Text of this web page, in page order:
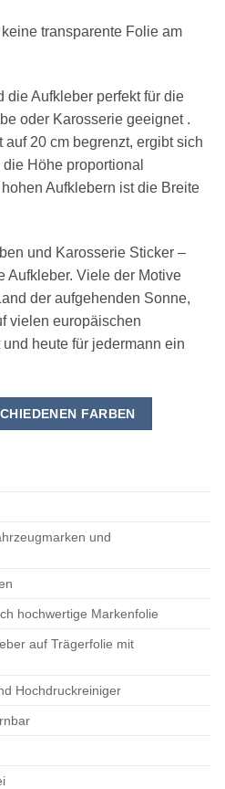
transparente Folie am
die Aufkleber perfekt für die
oder Karosserie geeignet .
auf 20 cm begrenzt, ergibt sich
Höhe proportional
Aufklebern ist die Breite
und Karosserie Sticker –
Aufkleber. Viele der Motive
der aufgehenden Sonne,
vielen europäischen
heute für jedermann ein
FARBEN
und
hochwertige Markenfolie
auf Trägerfolie mit
Hochdruckreiniger